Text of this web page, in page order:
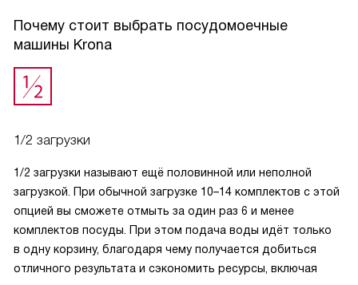
Почему стоит выбрать посудомоечные
машины Krona
1/2 загрузки
1/2 загрузки называют ещё половинной или неполной
загрузкой. При обычной загрузке 10–14 комплектов с этой
опцией вы сможете отмыть за один раз 6 и менее
комплектов посуды. При этом подача воды идёт только
в одну корзину, благодаря чему получается добиться
отличного результата и сэкономить ресурсы, включая